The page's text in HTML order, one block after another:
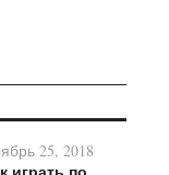
25, 2018